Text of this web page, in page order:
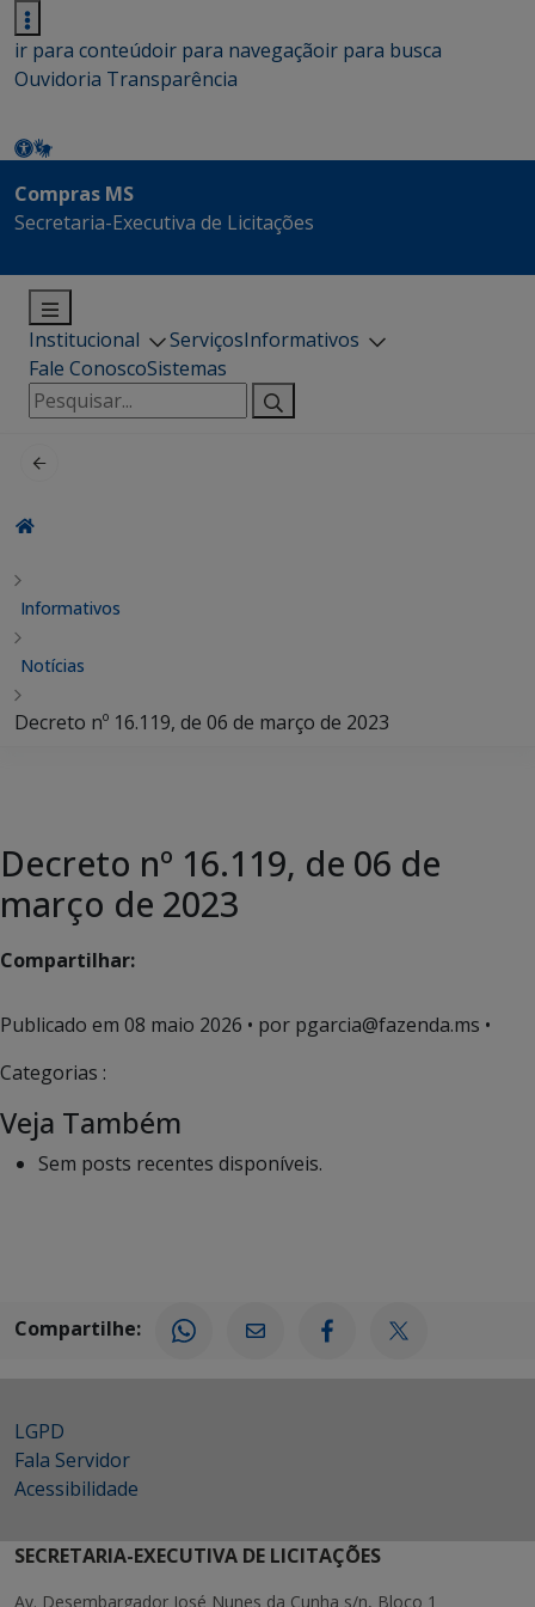
ir para conteúdoir para navegaçãoir para busca
Ouvidoria Transparência
Compras MS
Secretaria-Executiva de Licitações
Institucional ServiçosInformativos
Fale ConoscoSistemas
Pesquisar
por:
Informativos
Notícias
Decreto nº 16.119, de 06 de março de 2023
Decreto nº 16.119, de 06 de
março de 2023
Compartilhar:
Publicado em 08 maio 2026 • por pgarcia@fazenda.ms •
Categorias :
Veja Também
Sem posts recentes disponíveis.
Compartilhe:
LGPD
Fala Servidor
Acessibilidade
SECRETARIA-EXECUTIVA DE LICITAÇÕES
Av. Desembargador José Nunes da Cunha s/n, Bloco 1